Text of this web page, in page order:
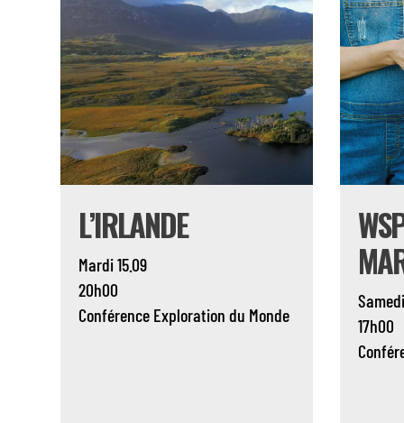
L’IRLANDE
Mardi 15.09
20h00
Conférence Exploration du Monde
17h00